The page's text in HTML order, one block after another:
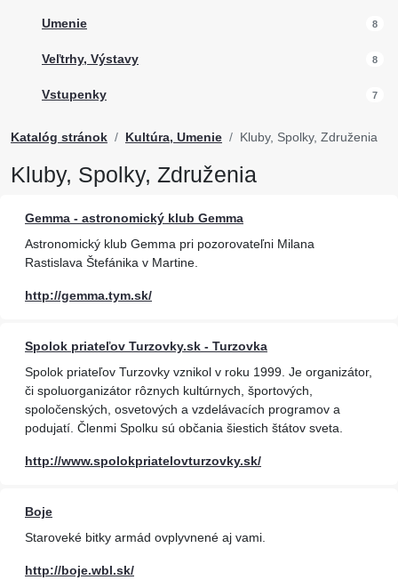
Umenie 8
Veľtrhy, Výstavy 8
Vstupenky 7
Katalóg stránok Kultúra, Umenie Kluby, Spolky, Združenia
Kluby, Spolky, Združenia
Gemma - astronomický klub Gemma
Astronomický klub Gemma pri pozorovateľni Milana
Rastislava Štefánika v Martine.
http://gemma.tym.sk/
Spolok priateľov Turzovky.sk - Turzovka
Spolok priateľov Turzovky vznikol v roku 1999. Je organizátor,
či spoluorganizátor rôznych kultúrnych, športových,
spoločenských, osvetových a vzdelávacích programov a
podujatí. Členmi Spolku sú občania šiestich štátov sveta.
http://www.spolokpriatelovturzovky.sk/
Boje
Staroveké bitky armád ovplyvnené aj vami.
http://boje.wbl.sk/